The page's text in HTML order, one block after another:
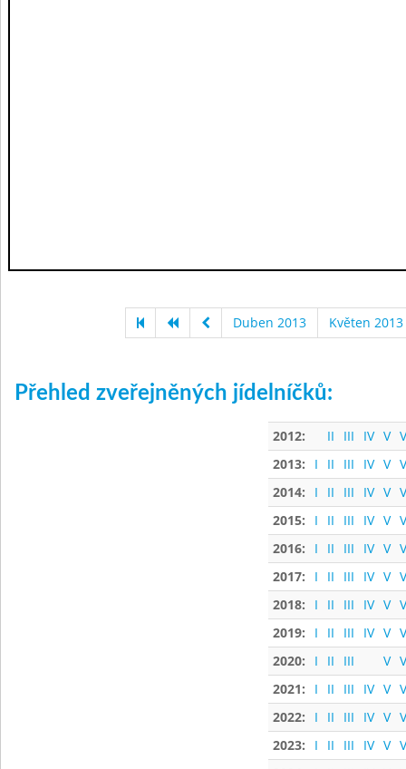
Duben 2013 Květen 2013
Přehled zveřejněných jídelníčků:
2012: II III IV V
2013:
I II III IV V
2014:
I II III IV V
2015:
I II III IV V
2016:
I II III IV V
2017:
I II III IV V
2018:
I II III IV V
2019:
I II III IV V
2020:
I II III V
2021:
I II III IV V
2022:
I II III IV V
2023:
I II III IV V